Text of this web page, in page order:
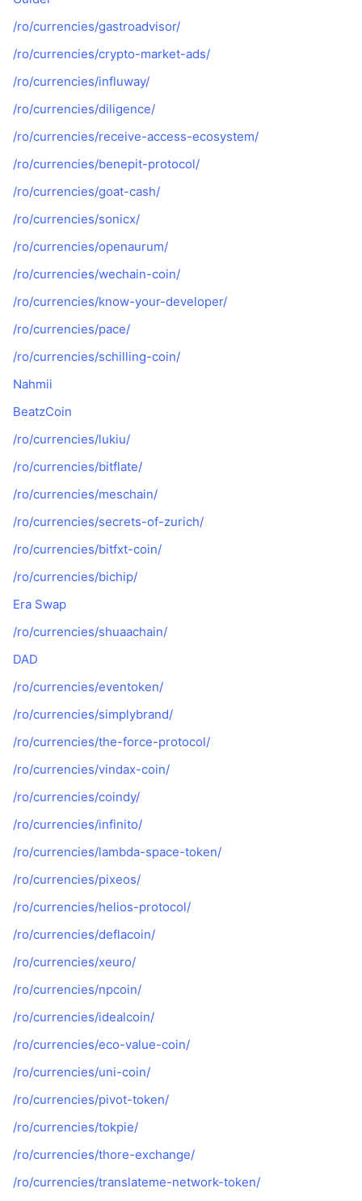
/ro/currencies/gastroadvisor/
/ro/currencies/crypto-market-ads/
/ro/currencies/influway/
/ro/currencies/diligence/
/ro/currencies/receive-access-ecosystem/
/ro/currencies/benepit-protocol/
/ro/currencies/goat-cash/
/ro/currencies/sonicx/
/ro/currencies/openaurum/
/ro/currencies/wechain-coin/
/ro/currencies/know-your-developer/
/ro/currencies/pace/
/ro/currencies/schilling-coin/
Nahmii
BeatzCoin
/ro/currencies/lukiu/
/ro/currencies/bitflate/
/ro/currencies/meschain/
/ro/currencies/secrets-of-zurich/
/ro/currencies/bitfxt-coin/
/ro/currencies/bichip/
Era Swap
/ro/currencies/shuaachain/
DAD
/ro/currencies/eventoken/
/ro/currencies/simplybrand/
/ro/currencies/the-force-protocol/
/ro/currencies/vindax-coin/
/ro/currencies/coindy/
/ro/currencies/infinito/
/ro/currencies/lambda-space-token/
/ro/currencies/pixeos/
/ro/currencies/helios-protocol/
/ro/currencies/deflacoin/
/ro/currencies/xeuro/
/ro/currencies/npcoin/
/ro/currencies/idealcoin/
/ro/currencies/eco-value-coin/
/ro/currencies/uni-coin/
/ro/currencies/pivot-token/
/ro/currencies/tokpie/
/ro/currencies/thore-exchange/
/ro/currencies/translateme-network-token/